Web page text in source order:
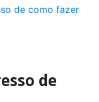
de como fazer
de